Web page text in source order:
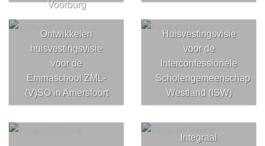
Voorburg
Ontwikkelen
huisvestingsvisie
voor de
Emmaschool ZML-
(V)SO in Amersfoort
Huisvestingsvisie
voor de
Interconfessionele
Scholengemeenschap
Westland (ISW)
Integraal